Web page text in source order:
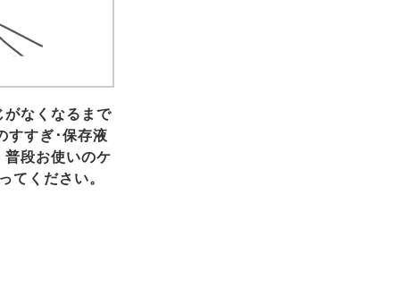
がなくなるまで
すすぎ･保存液
普段お使いのケ
てください。